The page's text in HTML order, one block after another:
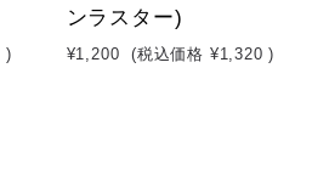
)
ンラスター)
¥1,200 (税込価格 ¥1,320 )